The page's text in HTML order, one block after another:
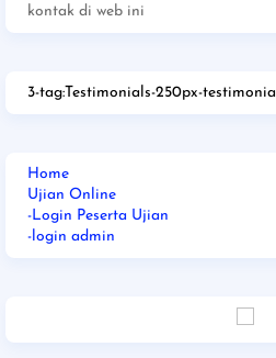
kontak di web ini
3-tag:Testimonials-250px-testimonial
Home
Ujian Online
-Login Peserta Ujian
-login admin